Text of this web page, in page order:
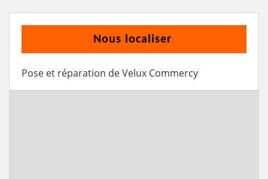
Nous localiser
Pose et réparation de Velux Commercy